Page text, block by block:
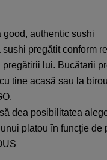
good, authentic sushi
pregătit conform
lui. Bucătarii
tine acasă sau la
dea posibilitatea
platou în funcţie de